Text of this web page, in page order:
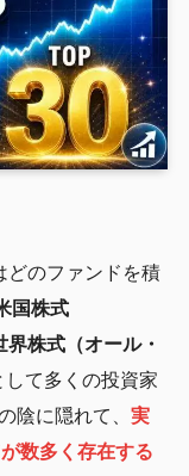
どのファンドを積
国株式
界株式（オール・
て多くの投資家
陰に隠れて、 実
数多く存在する